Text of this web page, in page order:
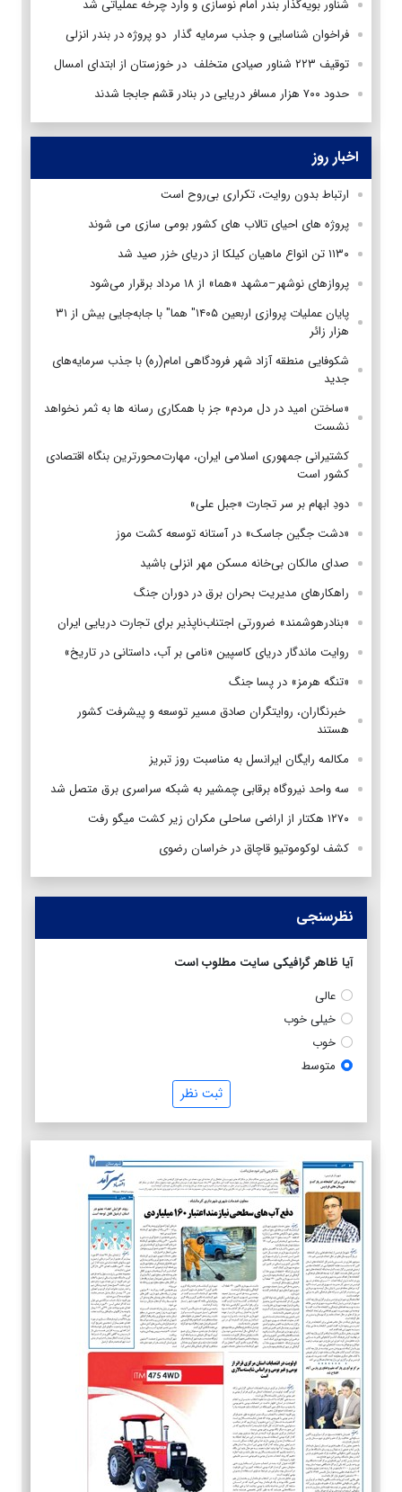
شناور بویه‌گذار بندر امام نوسازی و وارد چرخه عملیاتی شد
فراخوان شناسایی و جذب سرمایه گذار دو پروژه در بندر انزلی
توقیف ۲۲۳ شناور صیادی متخلف در خوزستان از ابتدای امسال
حدود ۷۰۰ هزار مسافر دریایی در بنادر قشم جابجا شدند
اخبار روز
ارتباط بدون روایت، تکراری بی‌روح است
پروژه های احیای تالاب های کشور بومی سازی می شوند
۱۱۳۰ تن انواع ماهیان کیلکا از دریای خزر صید شد
پروازهای نوشهر–مشهد «هما» از ۱۸ مرداد برقرار می‌شود
پایان عملیات پروازی اربعین ۱۴۰۵" هما" با جابه‌جایی بیش از ۳۱
هزار زائر
شکوفایی منطقه آزاد شهر فرودگاهی امام(ره) با جذب سرمایه‌های
جدید
«ساختن امید در دل مردم» جز با همکاری رسانه ها به ثمر نخواهد
نشست
کشتیرانی جمهوری اسلامی ایران، مهارت‌محورترین بنگاه اقتصادی
کشور است
دودِ ابهام بر سر تجارت «جبل علی»
«دشت جگین جاسک» در آستانه توسعه کشت موز
صدای مالکان بی‌خانه مسکن مهر انزلی باشید
راهکارهای مدیریت بحران برق در دوران جنگ
«بنادرهوشمند» ضرورتی اجتناب‌ناپذیر برای تجارت دریایی ایران
روایت ماندگار دریای کاسپین «نامی بر آب، داستانی در تاریخ»
«تنگه هرمز» در پسا جنگ
‌ خبرنگاران، روایتگران صادق مسیر توسعه و پیشرفت کشور
هستند
مکالمه رایگان ایرانسل به مناسبت روز تبریز
سه واحد نیروگاه برقابی چمشیر به شبکه سراسری برق متصل شد
۱۲۷۰ هکتار از اراضی ساحلی مکران زیر کشت میگو رفت
کشف لوکوموتیو قاچاق در خراسان رضوی
نظرسنجی
آیا ظاهر گرافیکی سایت مطلوب است
عالی
خیلی خوب
خوب
متوسط
ثبت نظر